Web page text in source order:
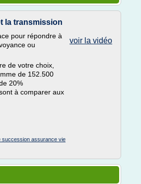
la transmission
voir la vidéo
pour répondre à
ou
de votre choix,
de 152.500
20%
à comparer aux
succession assurance vie